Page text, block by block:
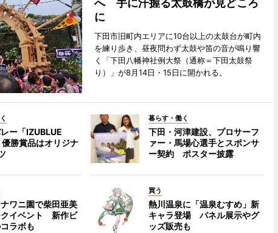
へ 手に汗握る太鼓橋が見どころ
に
下田市旧町内エリアに10台以上の太鼓台が町内
を練り歩き、昼夜問わず太鼓や笛の音が鳴り響
く「下田八幡神社例大祭（通称＝下田太鼓祭
り）」が8月14日・15日に開かれる。
ー「IZUBLUE
勝賞品はオリジナ
暮らす・働く
下田・河津建設、プロサーフ
ァー・馬場心選手とスポンサ
ー契約 ポスター披露
ワニ園で柴田亜美
クイベント 新作ビ
ラボも
買う
熱川温泉に「温泉むすめ」新
キャラ登場 パネル展示やグ
ッズ販売も